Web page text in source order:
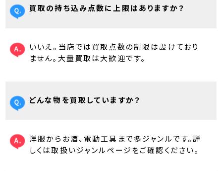
買取の持ち込み点数に上限はありますか？
いいえ。当店では買取点数の制限は設けており
ません。大量買取は大歓迎です。
どんな物を買取していますか？
洋服からお酒、電動工具まで多ジャンルです。詳
しくは取扱いジャンルページをご確認ください。